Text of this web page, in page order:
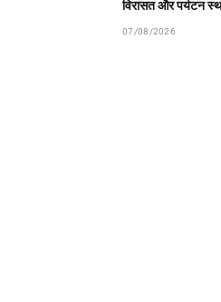
विरासत और पर्यटन
07/08/2026